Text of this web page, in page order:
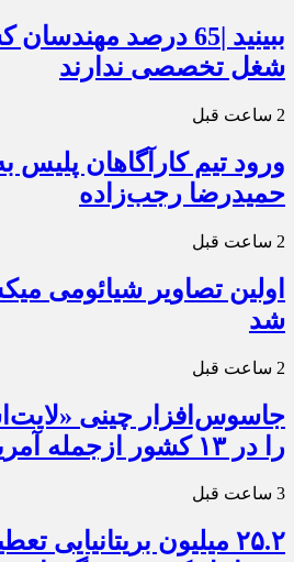
ببینید |65 درصد
شغل تخصصی ندارند
2 ساعت قبل
ورود تیم کارآگاهان پلیس
حمیدرضا رجب‌زاده
2 ساعت قبل
شد
2 ساعت قبل
جاسوس‌افزار چینی
را در ۱۳ کشور ازجمله آمریکا هدف گرفت
3 ساعت قبل
۲۵.۲ میلیون بریتانیایی